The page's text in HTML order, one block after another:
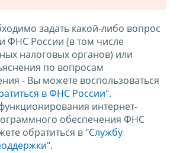
задать какой-либо вопрос
ФНС России (в том числе
налоговых органов) или
по вопросам
- Вы можете воспользоваться
в ФНС России".
интернет-
обеспечения ФНС
обратиться в "Службу